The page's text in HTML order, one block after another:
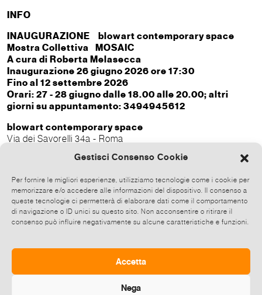
Gestisci Consenso Cookie
Per fornire le migliori esperienze, utilizziamo tecnologie come i cookie per
memorizzare e/o accedere alle informazioni del dispositivo. Il consenso a
queste tecnologie ci permetterà di elaborare dati come il comportamento
di navigazione o ID unici su questo sito. Non acconsentire o ritirare il
consenso può influire negativamente su alcune caratteristiche e funzioni.
Accetta
Nega
INFO
INAUGURAZIONE blowart contemporary space
Mostra Collettiva MOSAIC
A cura di Roberta Melasecca
Inaugurazione 26 giugno 2026 ore 17:30
Fino al 12 settembre 2026
Orari: 27 - 28 giugno dalle 18.00 alle 20.00; altri
giorni su appuntamento: 3494945612
blowart contemporary space
Via dei Savorelli 34a - Roma
Associazione culturale blowart
Video e social: Irene Innamorati
Contatti
Roberta Melasecca_associazione blowart
roberta.melasecca@gmail.com -
cartella stampa su www.melaseccapressoffice.it -
associazioneblowart.wordpress.com